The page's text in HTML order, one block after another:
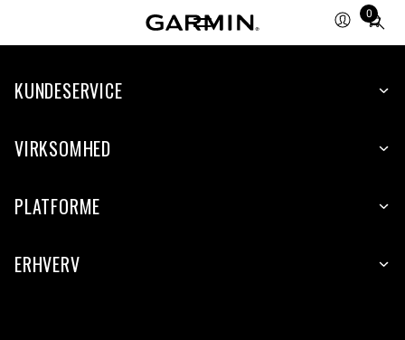
0
Total
items
cart:
KUNDESERVICE
VIRKSOMHED
PLATFORME
ERHVERV